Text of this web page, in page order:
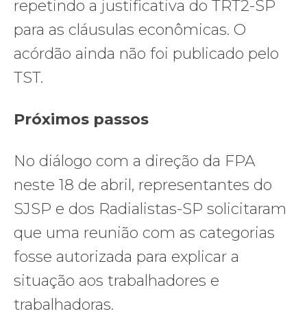
repetindo a justificativa do TRT2-SP
para as cláusulas econômicas. O
acórdão ainda não foi publicado pelo
TST.
Próximos passos
No diálogo com a direção da FPA
neste 18 de abril, representantes do
SJSP e dos Radialistas-SP solicitaram
que uma reunião com as categorias
fosse autorizada para explicar a
situação aos trabalhadores e
trabalhadoras.